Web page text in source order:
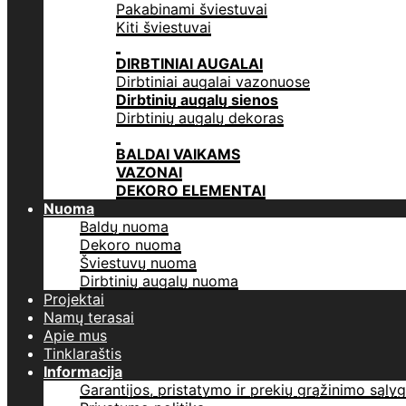
Pakabinami šviestuvai
Kiti šviestuvai
DIRBTINIAI AUGALAI
Dirbtiniai augalai vazonuose
Dirbtinių augalų sienos
Dirbtinių augalų dekoras
BALDAI VAIKAMS
VAZONAI
DEKORO ELEMENTAI
Nuoma
Baldų nuoma
Dekoro nuoma
Šviestuvų nuoma
Dirbtinių augalų nuoma
Projektai
Namų terasai
Apie mus
Tinklaraštis
Informacija
Garantijos, pristatymo ir prekių grąžinimo